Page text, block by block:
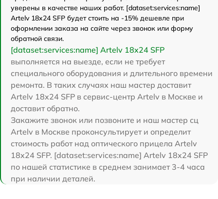
уверены в качестве наших работ. [dataset:services:name]
Artelv 18x24 SFP будет стоить на -15% дешевле при
оформлении заказа на сайте через звонок или форму
обратной связи.
[dataset:services:name] Artelv 18x24 SFP
выполняется на выезде, если не требует
специального оборудования и длительного времени
ремонта. В таких случаях наш мастер доставит
Artelv 18x24 SFP в сервис-центр Artelv в Москве и
доставит обратно.
Закажите звонок или позвоните и наш мастер сц
Artelv в Москве проконсультирует и определит
стоимость работ над оптического прицела Artelv
18x24 SFP. [dataset:services:name] Artelv 18x24 SFP
по нашей статистике в среднем занимает 3-4 часа
при наличии деталей.